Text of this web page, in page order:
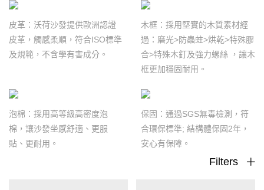
皮革：沃荷沙發提供歐洲認證
皮革，觸感柔順，符合ISO標準
及規範，不含學有害成分。
木框：採用堅實的木質素材經
過：磨光>防蟲蛀>烘乾>特殊膠
合>特殊木釘及強力螺絲 ，讓木
框更加穩固耐用。
泡棉：採用高等級高密度泡
棉，讓沙發坐感舒適、更服
貼、更耐用。
保固：通過SGS無毒檢測，符
合環保標準; 結構體保固2年，
安心有保障。
Filters